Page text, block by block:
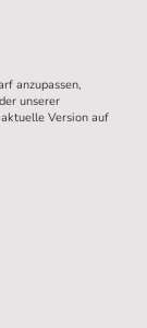
anzupassen,
unserer
Version auf